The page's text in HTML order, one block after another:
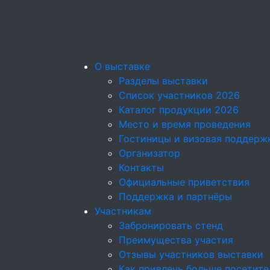
О выставке
Разделы выставки
Список участников 2026
Каталог продукции 2026
Место и время проведения
Гостиницы и визовая
Организатор
Контакты
Официальные приветствия
Поддержка и партнёры
Участникам
Забронировать стенд
Преимущества участия
Отзывы участников выставки